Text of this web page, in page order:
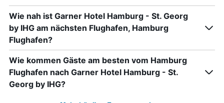
Wie nah ist Garner Hotel Hamburg - St. Georg
by IHG am nächsten Flughafen, Hamburg
Flughafen?
Wie kommen Gäste am besten vom Hamburg
Flughafen nach Garner Hotel Hamburg - St.
Georg by IHG?